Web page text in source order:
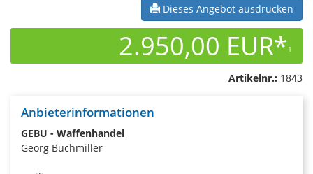
Dieses Angebot ausdrucken
2.950,00 EUR*1
Artikelnr.: 1843
Anbieterinformationen
GEBU - Waffenhandel
Georg Buchmiller